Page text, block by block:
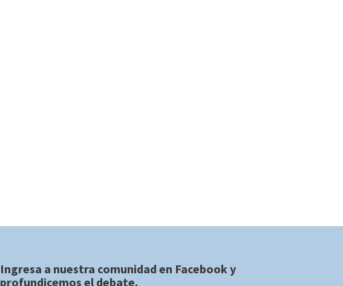
Ingresa a nuestra comunidad en Facebooky
profundicemos el debate.